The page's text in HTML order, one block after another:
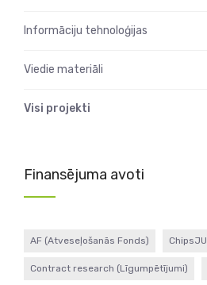
Informāciju tehnoloģijas
Viedie materiāli
Visi projekti
Finansējuma avoti
AF (Atveseļošanās Fonds) ChipsJU
Contract research (Līgumpētījumi)